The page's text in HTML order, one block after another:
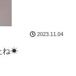
2023.11.04
ね☀